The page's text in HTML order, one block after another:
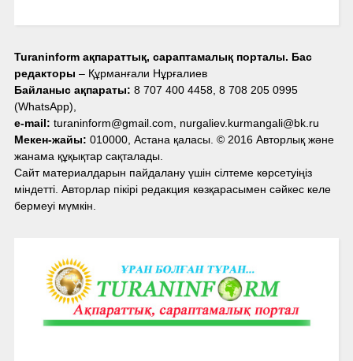
Turaninform ақпараттық, сараптамалық порталы. Бас
редакторы – Құрманғали Нұрғалиев
Байланыс ақпараты: 8 707 400 4458, 8 708 205 0995
(WhatsApp),
e-mail: turaninform@gmail.com, nurgaliev.kurmangali@bk.ru
Мекен-жайы: 010000, Астана қаласы. © 2016 Авторлық және
жанама құқықтар сақталады.
Сайт материалдарын пайдалану үшін сілтеме көрсетуіңіз
міндетті. Авторлар пікірі редакция көзқарасымен сәйкес келе
бермеуі мүмкін.